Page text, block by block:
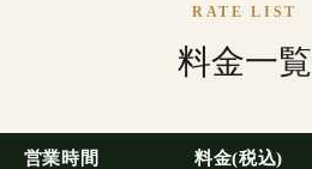
RATE LIST
料金一覧
営業時間 料金(税込)